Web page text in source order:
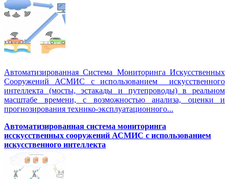
Автоматизированная Система Мониторинга Искусственных
Сооружений АСМИС с использованием искусственного
интеллекта (мосты, эстакады и путепроводы) в реальном
масштабе времени, с возможностью анализа, оценки и
прогнозирования технико-эксплуатационного...
Автоматизированная система мониторинга
исскусственных сооружений АСМИС с использованием
искусственного интеллекта